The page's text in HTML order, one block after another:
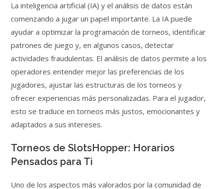
La inteligencia artificial (IA) y el análisis de datos están
comenzando a jugar un papel importante. La IA puede
ayudar a optimizar la programación de torneos, identificar
patrones de juego y, en algunos casos, detectar
actividades fraudulentas. El análisis de datos permite a los
operadores entender mejor las preferencias de los
jugadores, ajustar las estructuras de los torneos y
ofrecer experiencias más personalizadas. Para el jugador,
esto se traduce en torneos más justos, emocionantes y
adaptados a sus intereses.
Torneos de SlotsHopper: Horarios
Pensados para Ti
Uno de los aspectos más valorados por la comunidad de